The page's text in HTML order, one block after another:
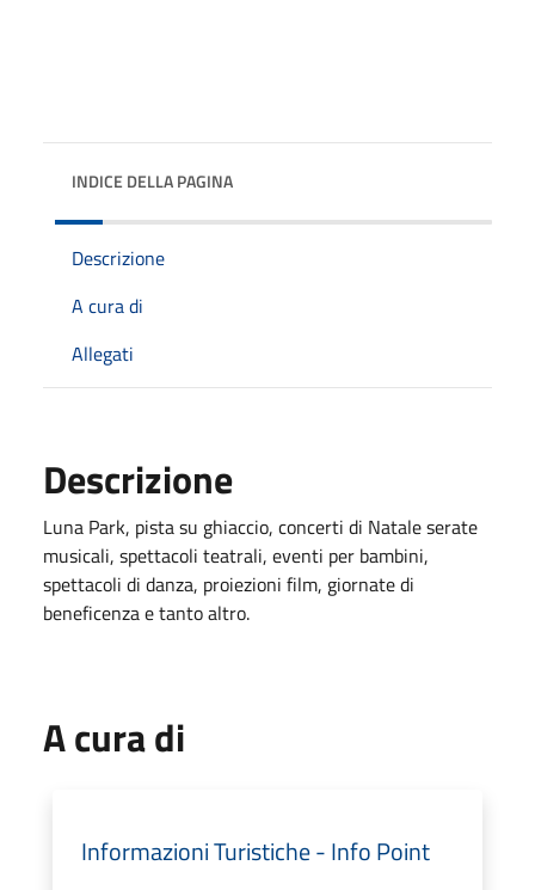
INDICE DELLA PAGINA
Descrizione
A cura di
Allegati
Descrizione
Luna Park, pista su ghiaccio, concerti di Natale serate
musicali, spettacoli teatrali, eventi per bambini,
spettacoli di danza, proiezioni film, giornate di
beneficenza e tanto altro.
A cura di
Informazioni Turistiche - Info Point